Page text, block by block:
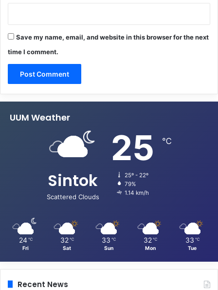
Save my name, email, and website in this browser for the next
time I comment.
UUM Weather
Sintok
Scattered Clouds
25 ℃
25º - 22º
79%
1.14 km/h
24 ℃
Fri
32 ℃
Sat
33 ℃
Sun
32 ℃
Mon
33 ℃
Tue
Recent News